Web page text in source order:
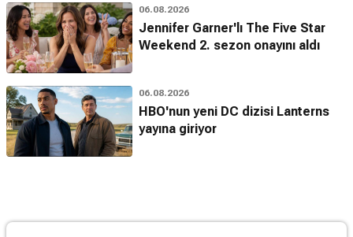
06.08.2026
Jennifer Garner'lı The Five Star
Weekend 2. sezon onayını aldı
06.08.2026
HBO'nun yeni DC dizisi Lanterns
yayına giriyor